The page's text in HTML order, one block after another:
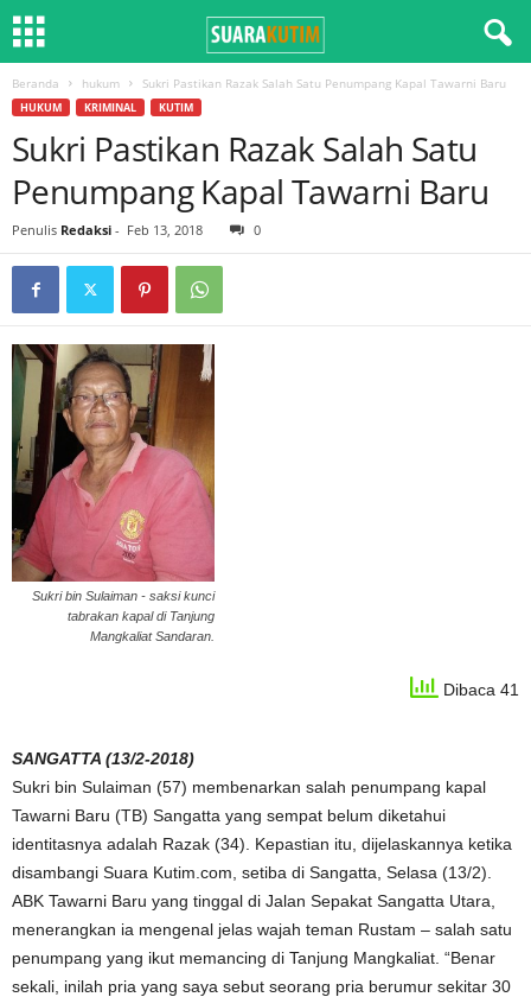
Beranda hukum Sukri Pastikan Razak Salah Satu Penumpang Kapal Tawarni Baru
HUKUM KRIMINAL KUTIM
Sukri Pastikan Razak Salah Satu
Penumpang Kapal Tawarni Baru
Penulis Redaksi - Feb 13, 2018 0
Sukri bin Sulaiman - saksi kunci
tabrakan kapal di Tanjung
Mangkaliat Sandaran.
Dibaca 41
SANGATTA (13/2-2018)
Sukri bin Sulaiman (57) membenarkan salah penumpang kapal
Tawarni Baru (TB) Sangatta yang sempat belum diketahui
identitasnya adalah Razak (34). Kepastian itu, dijelaskannya ketika
disambangi Suara Kutim.com, setiba di Sangatta, Selasa (13/2).
ABK Tawarni Baru yang tinggal di Jalan Sepakat Sangatta Utara,
menerangkan ia mengenal jelas wajah teman Rustam – salah satu
penumpang yang ikut memancing di Tanjung Mangkaliat. “Benar
sekali, inilah pria yang saya sebut seorang pria berumur sekitar 30